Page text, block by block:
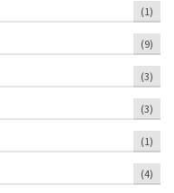
(1)
(9)
(3)
(3)
(1)
(4)